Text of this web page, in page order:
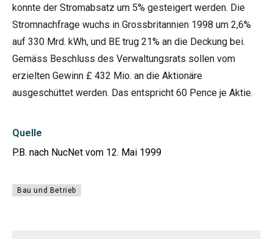
konnte der Stromabsatz um 5% gesteigert werden. Die
Stromnachfrage wuchs in Grossbritannien 1998 um 2,6%
auf 330 Mrd. kWh, und BE trug 21% an die Deckung bei.
Gemäss Beschluss des Verwaltungsrats sollen vom
erzielten Gewinn £ 432 Mio. an die Aktionäre
ausgeschüttet werden. Das entspricht 60 Pence je Aktie.
Quelle
P.B. nach NucNet vom 12. Mai 1999
Bau und Betrieb